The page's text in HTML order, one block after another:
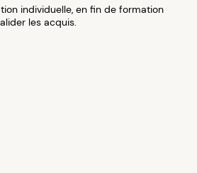
individuelle, en fin de formation
les acquis.